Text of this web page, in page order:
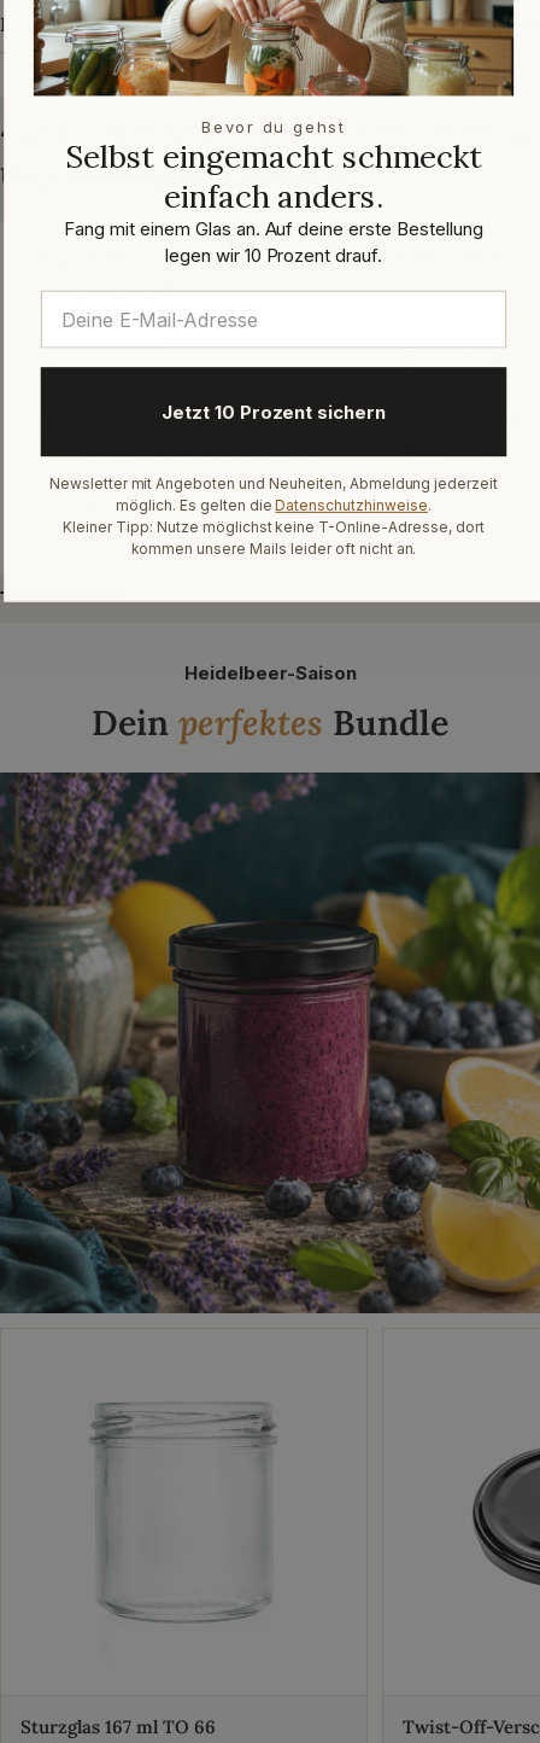
Herstellerangaben
4,89 von 5 · über 33.000 Bewertungen bei Trusted Shops
Unsere Kundenmeinungen
Keines, wirklich keines, hat
Schaden genommen
Trusted Shops · März 2026
✓ Verifizierter Kauf
Bügelverschluss bestellt. Es waren
über 30 Gläser. Es ist alles einfach so
gut verpackt gewesen, dass keines,
wirklich keines, Schaden genommen
Armin D. · Trusted
„Besonders
langjährige
Chapeau“
Heidelbeer-Saison
Dein perfektes Bundle
Sturzglas 167 ml TO 66
Twist-Off-
Bevor du gehst
Selbst eingemacht schmeckt
einfach anders.
Fang mit einem Glas an. Auf deine erste Bestellung
legen wir 10 Prozent drauf.
Jetzt 10 Prozent sichern
Newsletter mit Angeboten und Neuheiten, Abmeldung jederzeit
möglich. Es gelten die Datenschutzhinweise.
Kleiner Tipp: Nutze möglichst keine T-Online-Adresse, dort
kommen unsere Mails leider oft nicht an.